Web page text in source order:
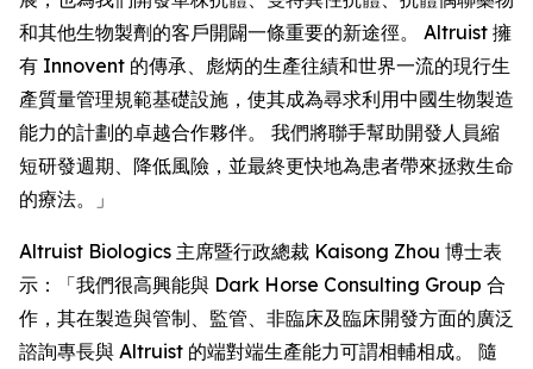
和其他生物製劑的客戶開闢一條重要的新途徑。 Altruist 擁
有 Innovent 的傳承、彪炳的生產往績和世界一流的現行生
產質量管理規範基礎設施，使其成為尋求利用中國生物製造
能力的計劃的卓越合作夥伴。 我們將聯手幫助開發人員縮
短研發週期、降低風險，並最終更快地為患者帶來拯救生命
的療法。」
Altruist Biologics 主席暨行政總裁 Kaisong Zhou 博士表
示：「我們很高興能與 Dark Horse Consulting Group 合
作，其在製造與管制、監管、非臨床及臨床開發方面的廣泛
諮詢專長與 Altruist 的端對端生產能力可謂相輔相成。 隨